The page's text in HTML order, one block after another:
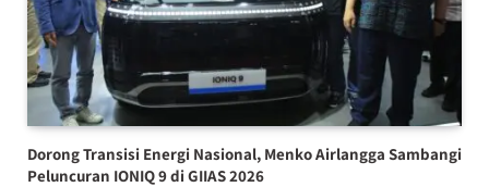
Dorong Transisi Energi Nasional, Menko Airlangga Sambangi
Peluncuran IONIQ 9 di GIIAS 2026